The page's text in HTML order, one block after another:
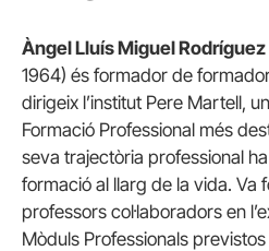
Àngel Lluís Miguel Rodríguez
1964) és formador de
dirigeix l’institut Pere Martell,
Formació Professional més
seva trajectòria professional
formació al llarg de la vida.
professors col·laboradors en
Mòduls Professionals previstos